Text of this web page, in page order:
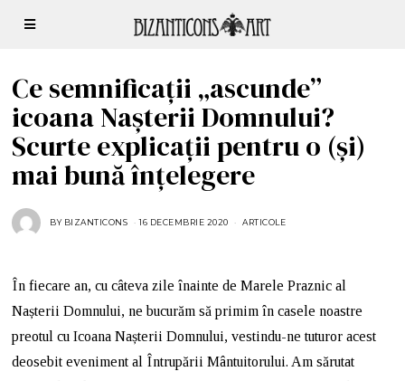
Ce semnificații „ascunde”
icoana Nașterii Domnului?
Scurte explicații pentru o (și)
mai bună înțelegere
BY BIZANTICONS 16 DECEMBRIE 2020 ARTICOLE
În fiecare an, cu câteva zile înainte de Marele Praznic al
Nașterii Domnului, ne bucurăm să primim în casele noastre
preotul cu Icoana Nașterii Domnului, vestindu-ne tuturor acest
deosebit eveniment al Întrupării Mântuitorului. Am sărutat